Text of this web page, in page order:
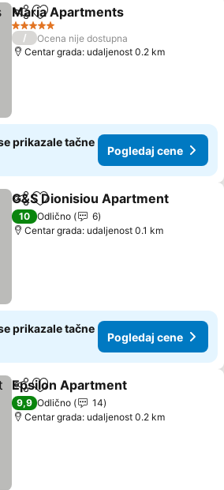
Deli Dodati u favorite
Maria Apartments
5 Zvezdice
/
Ocena nije dostupna
Centar grada: udaljenost 0.2 km
prikazale tačne
Pogledaj cene
Deli Dodati u favorite
G&S Dionisiou Apartment
10 Odlično
6
Centar grada: udaljenost 0.1 km
prikazale tačne
Pogledaj cene
Deli Dodati u favorite
Epsilon Apartment
9,9 Odlično
14
Centar grada: udaljenost 0.2 km